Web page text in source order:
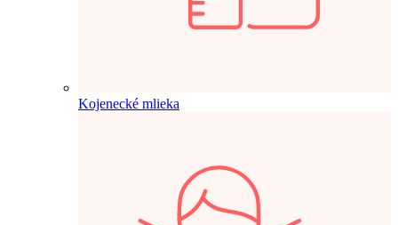
Kojenecké mlieka